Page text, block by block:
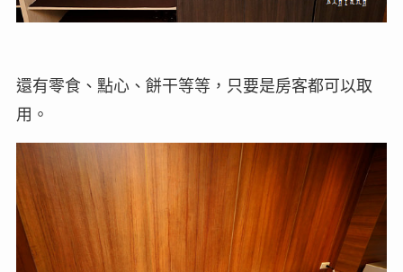
還有零食、點心、餅干等等，只要是房客都可以取
用。